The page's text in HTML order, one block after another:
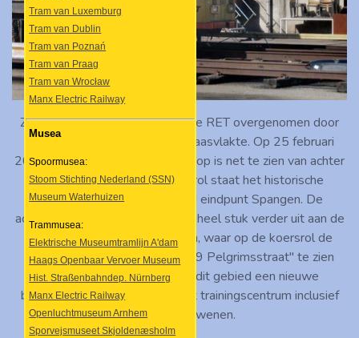
ZGT 841 is na haar carrière bij de RET overgenomen door
trainingscentrum Risk op de Maasvlakte. Op 25 februari
2012 nam ik hier een kijkje. De kop is net te zien van achter
een tankwagon, op de koersrol staat het historische
lijnnummer 6 met bijpassend eindpunt Spangen. De
achterkant van de tram stak een heel stuk verder uit aan de
andere kant van de tankwagon, waar op de koersrol de
tevens historische aanduiding "9 Pelgrimsstraat" te zien
was. Vandaag de dag heeft dit gebied een nieuwe
bestemming gekregen en is het trainingscentrum inclusief
de tram verdwenen.
Tram van Luxemburg
Tram van Dublin
Tram van Poznań
Tram van Praag
Tram van Wrocław
Manx Electric Railway
Musea
Spoormusea:
Stoom Stichting Nederland (SSN)
Museum Waterhuizen
Trammusea:
Elektrische Museumtramlijn A'dam
Haags Openbaar Vervoer Museum
Hist. Straßenbahndep. Nürnberg
Manx Electric Railway
Openluchtmuseum Arnhem
Sporvejsmuseet Skjoldenæsholm